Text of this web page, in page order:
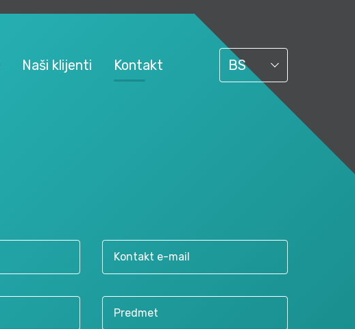
Naši klijenti Kontakt BS